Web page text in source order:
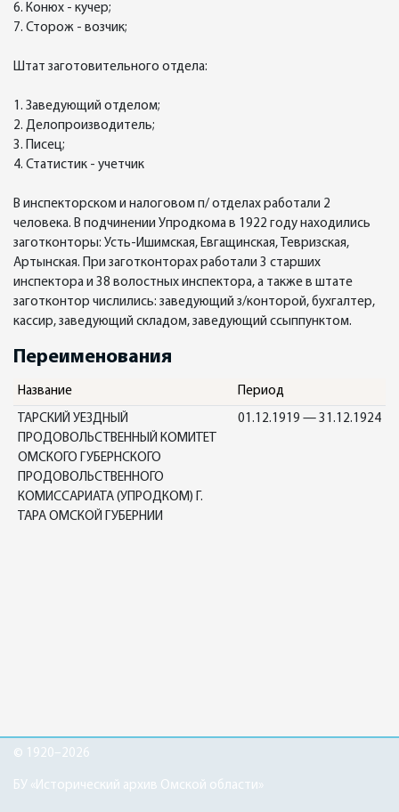
6. Конюх - кучер;
7. Сторож - возчик;
Штат заготовительного отдела:
1. Заведующий отделом;
2. Делопроизводитель;
3. Писец;
4. Статистик - учетчик
В инспекторском и налоговом п/ отделах работали 2
человека. В подчинении Упродкома в 1922 году находились
заготконторы: Усть-Ишимская, Евгащинская, Тевризская,
Артынская. При заготконторах работали 3 старших
инспектора и 38 волостных инспектора, а также в штате
заготконтор числились: заведующий з/конторой, бухгалтер,
кассир, заведующий складом, заведующий ссыппунктом.
Переименования
Название Период
ТАРСКИЙ УЕЗДНЫЙ
ПРОДОВОЛЬСТВЕННЫЙ КОМИТЕТ
ОМСКОГО ГУБЕРНСКОГО
ПРОДОВОЛЬСТВЕННОГО
КОМИССАРИАТА (УПРОДКОМ) Г.
ТАРА ОМСКОЙ ГУБЕРНИИ
01.12.1919 — 31.12.1924
© 1920–2026
БУ «Исторический архив Омской области»